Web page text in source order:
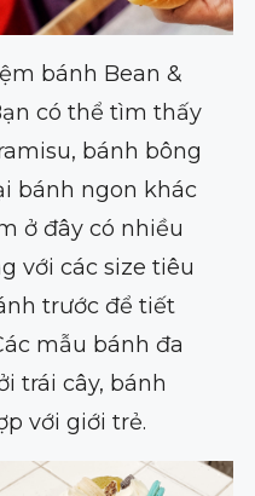
bánh Bean &
có thể tìm thấy
bánh bông
bánh ngon khác
ở đây có nhiều
với các size tiêu
trước để tiết
mẫu bánh đa
trái cây, bánh
với giới trẻ.